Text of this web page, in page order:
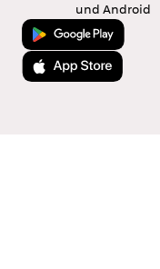
und Android
Jetzt bei Google Play
Laden im App Store